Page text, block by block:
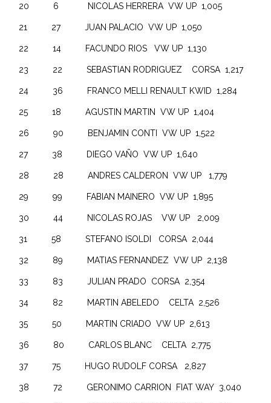
20 6 NICOLAS HERRERA VW UP 1,005
21 27 JUAN PALACIO VW UP 1,050
22 14 FACUNDO RIOS VW UP 1,130
23 22 SEBASTIAN RODRIGUEZ CORSA 1,217
24 36 FRANCO MELLI RENAULT KWID 1,284
25 18 AGUSTIN MARTIN VW UP 1,404
26 90 BENJAMIN CONTI VW UP 1,522
27 38 DIEGO VAÑO VW UP 1,640
28 28 ANDRES CALDERON VW UP 1,779
29 99 FABIAN MAINERO VW UP 1,895
30 44 NICOLAS ROJAS VW UP 2,009
31 58 STEFANO ISOLDI CORSA 2,044
32 89 MATIAS FERNANDEZ VW UP 2,138
33 83 JULIAN PRADO CORSA 2,354
34 82 MARTIN ABELEDO CELTA 2,526
35 50 MARTIN CRIADO VW UP 2,613
36 80 CARLOS BLANC CELTA 2,775
37 75 HUGO RUDOLF CORSA 2,827
38 72 GERONIMO CARRION FIAT WAY 3,040